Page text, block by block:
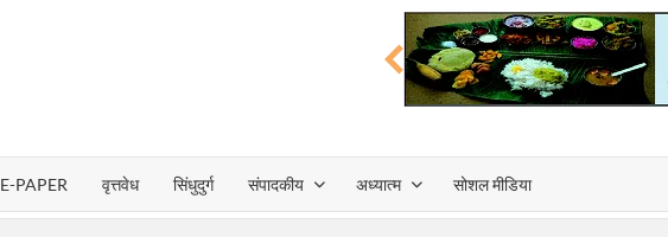
STAR
VRUTTA
E-PAPER वृत्तवेध सिंधुदुर्ग संपादकीय अध्यात्म सोशल मीडिया